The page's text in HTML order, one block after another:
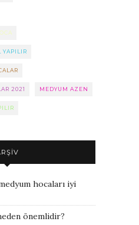
YAPILIR
2021 MEDYUM AZEN
hocaları iyi
önemlidir?